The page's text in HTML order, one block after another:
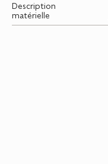
Description
matérielle